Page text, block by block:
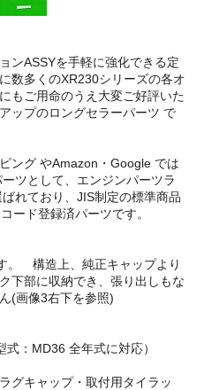
ンASSYを手軽に強化できる定
数多くのXR230シリーズの各オ
もご用命のうえ大変ご好評いた
ップのロングセラーパーツ で
ング やAmazon・Google では
ツとして、エンジンパーツラ
れており、JIS制定の標準商品
ード登録済パーツです。
。 構造上、純正キャップより
下部に収納でき、張り出しもな
(画像3右下を参照)
：MD36 全年式に対応）
グキャップ・取付用タイラッ